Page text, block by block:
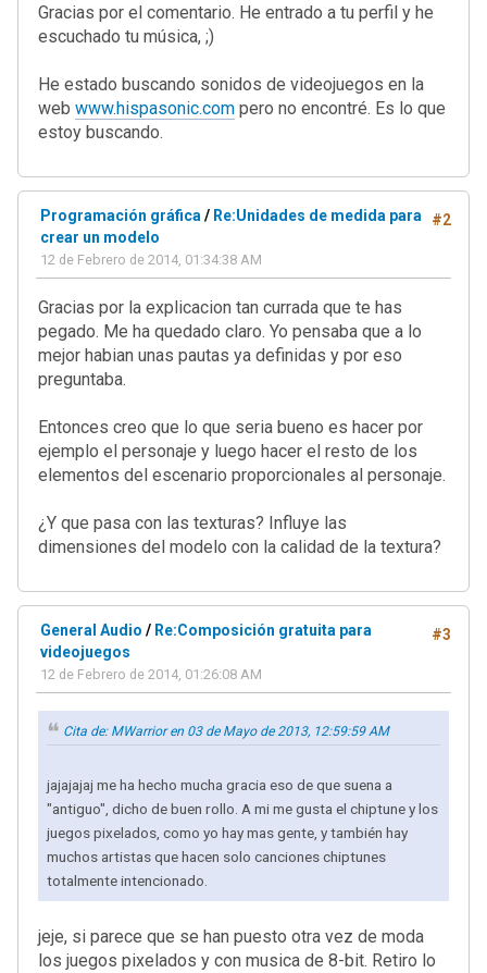
Gracias por el comentario. He entrado a tu perfil y he
escuchado tu música, ;)
He estado buscando sonidos de videojuegos en la
web www.hispasonic.com pero no encontré. Es lo que
estoy buscando.
#2
Programación gráfica / Re:Unidades de medida para
crear un modelo
12 de Febrero de 2014, 01:34:38 AM
Gracias por la explicacion tan currada que te has
pegado. Me ha quedado claro. Yo pensaba que a lo
mejor habian unas pautas ya definidas y por eso
preguntaba.
Entonces creo que lo que seria bueno es hacer por
ejemplo el personaje y luego hacer el resto de los
elementos del escenario proporcionales al personaje.
¿Y que pasa con las texturas? Influye las
dimensiones del modelo con la calidad de la textura?
#3
General Audio / Re:Composición gratuita para
videojuegos
12 de Febrero de 2014, 01:26:08 AM
Cita de: MWarrior en 03 de Mayo de 2013, 12:59:59 AM
jajajajaj me ha hecho mucha gracia eso de que suena a
"antiguo", dicho de buen rollo. A mi me gusta el chiptune y los
juegos pixelados, como yo hay mas gente, y también hay
muchos artistas que hacen solo canciones chiptunes
totalmente intencionado.
jeje, si parece que se han puesto otra vez de moda
los juegos pixelados y con musica de 8-bit. Retiro lo